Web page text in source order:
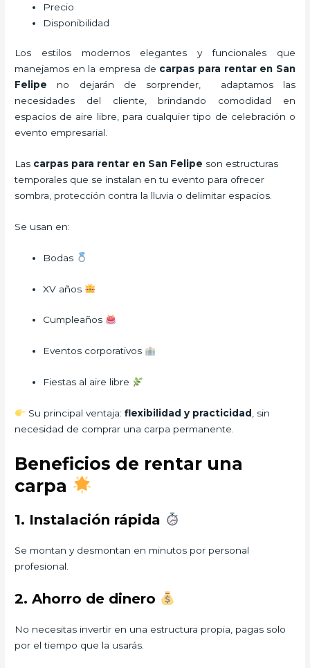
Precio
Disponibilidad
Los estilos modernos elegantes y funcionales que
manejamos en la empresa de carpas para rentaren San
Felipe no dejarán de sorprender, adaptamos las
necesidades del cliente, brindando comodidad en
espacios de aire libre, para cualquier tipo de celebración o
evento empresarial.
Las carpas para rentar en San Felipe son estructuras
temporales que se instalan en tu evento para ofrecer
sombra, protección contra la lluvia o delimitar espacios.
Se usan en:
Bodas
XV años
Cumpleaños
Eventos corporativos
Fiestas al aire libre
Su principal ventaja: flexibilidad y practicidad
, sin
necesidad de comprar una carpa permanente.
Beneficios de rentar una
carpa
1. Instalación rápida
Se montan y desmontan en minutos por personal
profesional.
2. Ahorro de dinero
No necesitas invertir en una estructura propia, pagas solo
por el tiempo que la usarás.